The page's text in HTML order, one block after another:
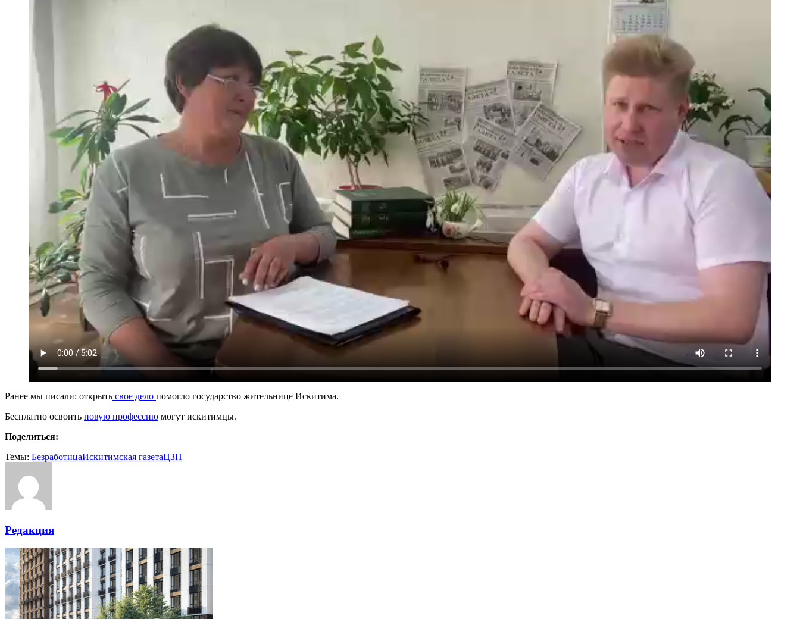
Ранее мы писали: открыть свое дело помогло государство жительнице Искитима.
Бесплатно освоить новую профессию могут искитимцы.
Поделиться:
Темы: БезработицаИскитимская газетаЦЗН
Редакция